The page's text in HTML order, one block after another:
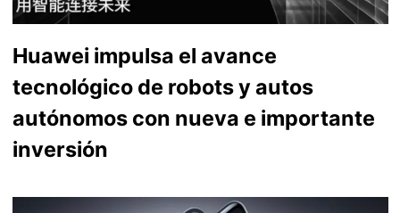
Huawei impulsa el avance
tecnológico de robots y autos
autónomos con nueva e importante
inversión